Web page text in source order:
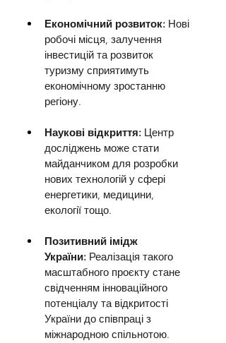
Економічний розвиток: Нові
робочі місця, залучення
інвестицій та розвиток
туризму сприятимуть
економічному зростанню
регіону.
Наукові відкриття: Центр
досліджень може стати
майданчиком для розробки
нових технологій у сфері
енергетики, медицини,
екології тощо.
Позитивний імідж
України: Реалізація такого
масштабного проєкту стане
свідченням інноваційного
потенціалу та відкритості
України до співпраці з
міжнародною спільнотою.